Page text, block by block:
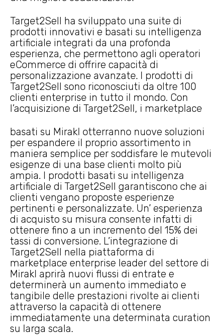
Target2Sell ha sviluppato una suite di
prodotti innovativi e basati su intelligenza
artificiale integrati da una profonda
esperienza, che permettono agli operatori
eCommerce di offrire capacità di
personalizzazione avanzate. I prodotti di
Target2Sell sono riconosciuti da oltre 100
clienti enterprise in tutto il mondo. Con
l’acquisizione di Target2Sell, i marketplace
basati su Mirakl otterranno nuove soluzioni
per espandere il proprio assortimento in
maniera semplice per soddisfare le mutevoli
esigenze di una base clienti molto più
ampia. I prodotti basati su intelligenza
artificiale di Target2Sell garantiscono che ai
clienti vengano proposte esperienze
pertinenti e personalizzate. Un’ esperienza
di acquisto su misura consente infatti di
ottenere fino a un incremento del 15% dei
tassi di conversione. L’integrazione di
Target2Sell nella piattaforma di
marketplace enterprise leader del settore di
Mirakl aprirà nuovi flussi di entrate e
determinerà un aumento immediato e
tangibile delle prestazioni rivolte ai clienti
attraverso la capacità di ottenere
immediatamente una determinata curation
su larga scala.